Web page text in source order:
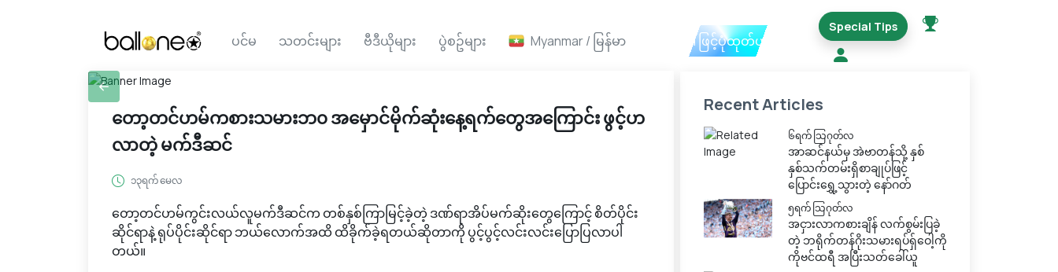
ပင်မ သတင်းများ ဗီဒီယိုများ ပွဲစဥ်များ Myanmar / မြန်မာ Ai ဖြင့်ပုံထုတ်ယူမည်
Special Tips
တော့တင်ဟမ်ကစားသမားဘ၀ အမှောင်မိုက်ဆုံးနေ့ရက်တွေအကြောင်း ဖွင့်ဟ
လာတဲ့ မက်ဒီဆင်
၁၃ရက် မေလ
တော့တင်ဟမ်ကွင်းလယ်လူမက်ဒီဆင်က တစ်နှစ်ကြာမြင့်ခဲ့တဲ့ ဒဏ်ရာအိပ်မက်ဆိုးတွေကြောင့် စိတ်ပိုင်း
ဆိုင်ရာနဲ့ ရုပ်ပိုင်းဆိုင်ရာ ဘယ်လောက်အထိ ထိခိုက်ခဲ့ရတယ်ဆိုတာကို ပွင့်ပွင့်လင်းလင်းပြောပြလာပါ
တယ်။
Recent Articles
၆ရက် သြဂုတ်လ
အာဆင်နယ်မှ အဲဗာတန်သို့ နှစ်
နှစ်သက်တမ်းရှိစာချုပ်ဖြင့်
ပြောင်းရွှေ့သွားတဲ့ နော်ဂတ်
၅ရက် သြဂုတ်လ
အငှားလာကစားချိန် လက်စွမ်းပြခဲ့
တဲ့ ဘရိုက်တန်ဂိုးသမားရပ်ရှ်ဝေါ့ကို
ကိုဗင်ထရီ အပြီးသတ်ခေါ်ယူ